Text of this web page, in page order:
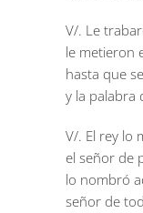
V/. Le
le metieron
hasta que
y la palabra
V/. El rey lo
el señor de
lo nombró
señor de